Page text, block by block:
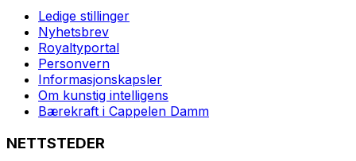
Ledige stillinger
Nyhetsbrev
Royaltyportal
Personvern
Informasjonskapsler
Om kunstig intelligens
Bærekraft i Cappelen Damm
NETTSTEDER